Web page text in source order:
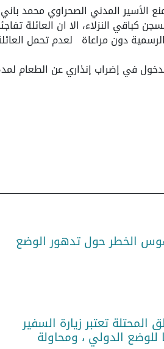
الأسير المدني الصحراوي محمد
كباقي النزلاء، الا ان العائلة
دون مراعاة لعدم تحمل
الخطر حول تدهور الوضع
تعتبر زيارة السفير
للوضع الدولي ، ومحاولة